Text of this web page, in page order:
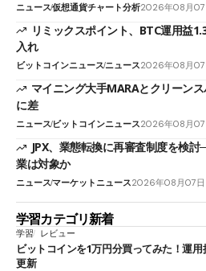
ニュース仮想通貨チャート分析2026年08月07
リミックスポイント、BTC運用益
入れ
ビットコインニュースニュース2026年08月07
マイニング大手MARAとクリーン
に差
ニュースビットコインニュース2026年08月07
JPX、業態転換に再審査制度を検
業は対象か
ニュースマーケットニュース2026年08月07日
学習カテゴリ新着
学習 レビュー
ビットコインを1万円分買ってみた！運
更新